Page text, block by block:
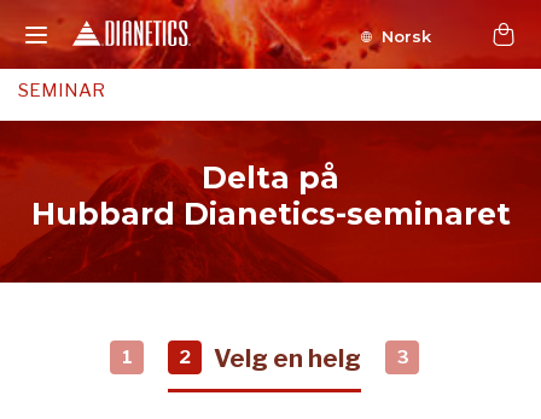
Norsk
SEMINAR
Delta på
Hubbard Dianetics-seminaret
1 2 Velg en helg 3